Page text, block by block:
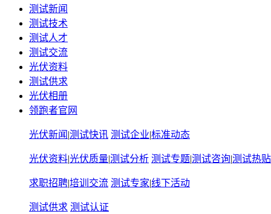
测试新闻
测试技术
测试人才
测试交流
光伏资料
测试供求
光伏相册
领跑者官网
光伏新闻 |测试快讯 测试企业|标准动态
光伏资料|光伏质量|测试分析 测试专题|测试咨询|测试热贴
求职招聘|培训交流 测试专家|线下活动
测试供求 测试认证